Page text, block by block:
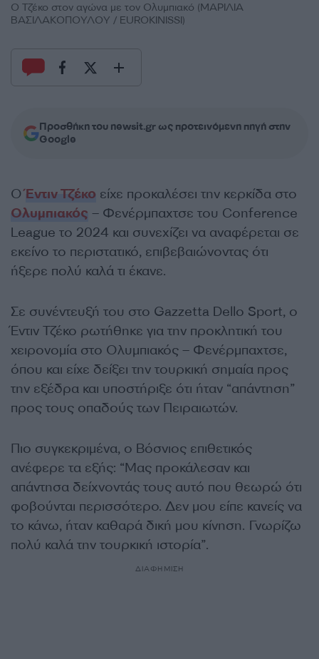
Ο Τζέκο στον αγώνα με τον Ολυμπιακό (ΜΑΡΙΛΙΑ
ΒΑΣΙΛΑΚΟΠΟΥΛΟΥ / EUROKINISSI)
Προσθήκη του newsit.gr ως προτεινόμενη πηγή στην
Google
ΟΈντιν Τζέκο είχε προκαλέσει την κερκίδα στο
Ολυμπιακός – Φενέρμπαχτσε του Conference
League το 2024 και συνεχίζει να αναφέρεται σε
εκείνο το περιστατικό, επιβεβαιώνοντας ότι
ήξερε πολύ καλά τι έκανε.
Σε συνέντευξή του στο Gazzetta Dello Sport, ο
Έντιν Τζέκο ρωτήθηκε για την προκλητική του
χειρονομία στο Ολυμπιακός – Φενέρμπαχτσε,
όπου και είχε δείξει την τουρκική σημαία προς
την εξέδρα και υποστήριξε ότι ήταν “απάντηση”
προς τους οπαδούς των Πειραιωτών.
Πιο συγκεκριμένα, ο Βόσνιος επιθετικός
ανέφερε τα εξής: “Μας προκάλεσαν και
απάντησα δείχνοντάς τους αυτό που θεωρώ ότι
φοβούνται περισσότερο. Δεν μου είπε κανείς να
το κάνω, ήταν καθαρά δική μου κίνηση. Γνωρίζω
πολύ καλά την τουρκική ιστορία”.
ΔΙΑΦΗΜΙΣΗ